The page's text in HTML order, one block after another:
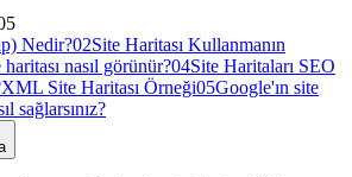
Nedir?02Site Haritası Kullanmanın
nasıl görünür?04Site Haritaları SEO
XML Site Haritası Örneği05Google'ın site
sağlarsınız?